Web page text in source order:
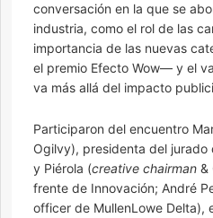
conversación en la que se
industria, como el rol de las
importancia de las nuevas
el premio Efecto Wow— y el
va más allá del impacto
Participaron del encuentro
Ogilvy), presidenta del jurado
y Piérola (creative chairman &
frente de Innovación; André
officer de MullenLowe Delta),